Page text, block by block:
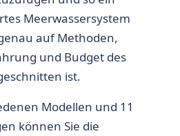
Meerwassersystem
auf Methoden,
und Budget des
ist.
Modellen und 11
können Sie die